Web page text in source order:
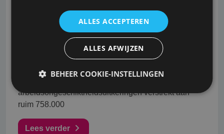
In 2020 werden ruim vier op de tien
arbeidsongeschiktheidsuitkeringen verstrekt op
grond van psychische klachten. Daarmee is dit nog
steeds verreweg de meest voorkomende grond voor
arbeidsongeschiktheidsuitkeringen. Dit meldt het
CBS op basis van nieuwe cijfers.<br /> <br /> Eind
2020 werden 816.000
arbeidsongeschiktheidsuitkeringen verstrekt aan
ruim 758.000
Lees verder
ALLES ACCEPTEREN
ALLES AFWIJZEN
BEHEER COOKIE-INSTELLINGEN